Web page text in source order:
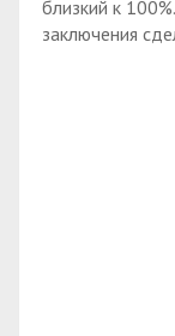
близкий к
заключения